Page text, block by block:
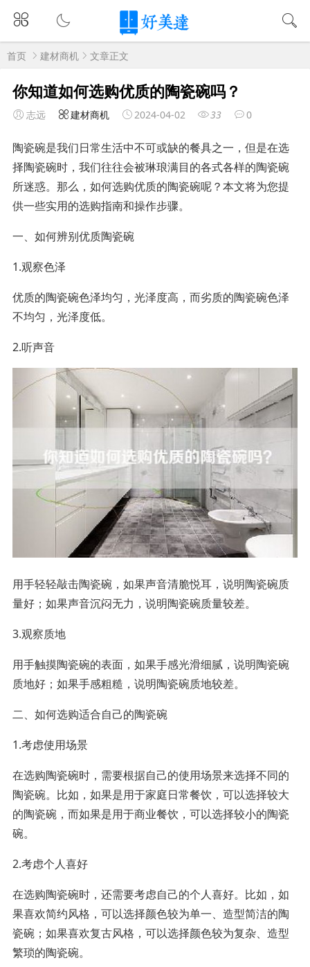
首页 建材商机 文章正文
你知道如何选购优质的陶瓷碗吗？
志远 建材商机 2024-04-02 33 0
陶瓷碗是我们日常生活中不可或缺的餐具之一，但是在选
择陶瓷碗时，我们往往会被琳琅满目的各式各样的陶瓷碗
所迷惑。那么，如何选购优质的陶瓷碗呢？本文将为您提
供一些实用的选购指南和操作步骤。
一、如何辨别优质陶瓷碗
1.观察色泽
优质的陶瓷碗色泽均匀，光泽度高，而劣质的陶瓷碗色泽
不均匀，光泽度低。
2.听声音
用手轻轻敲击陶瓷碗，如果声音清脆悦耳，说明陶瓷碗质
量好；如果声音沉闷无力，说明陶瓷碗质量较差。
3.观察质地
用手触摸陶瓷碗的表面，如果手感光滑细腻，说明陶瓷碗
质地好；如果手感粗糙，说明陶瓷碗质地较差。
二、如何选购适合自己的陶瓷碗
1.考虑使用场景
在选购陶瓷碗时，需要根据自己的使用场景来选择不同的
陶瓷碗。比如，如果是用于家庭日常餐饮，可以选择较大
的陶瓷碗，而如果是用于商业餐饮，可以选择较小的陶瓷
碗。
2.考虑个人喜好
在选购陶瓷碗时，还需要考虑自己的个人喜好。比如，如
果喜欢简约风格，可以选择颜色较为单一、造型简洁的陶
瓷碗；如果喜欢复古风格，可以选择颜色较为复杂、造型
繁琐的陶瓷碗。